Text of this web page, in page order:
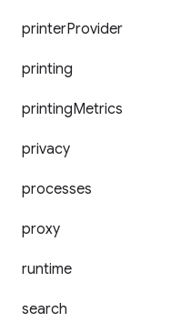
printerProvider
printing
printingMetrics
privacy
processes
proxy
runtime
search